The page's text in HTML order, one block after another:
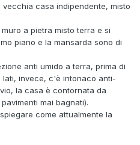
casa indipendente, misto
a pietra misto terra e si
piano e la mansarda sono di
anti umido a terra, prima di
lati, invece, c'è intonaco anti-
la casa è contornata da
mai bagnati).
come attualmente la